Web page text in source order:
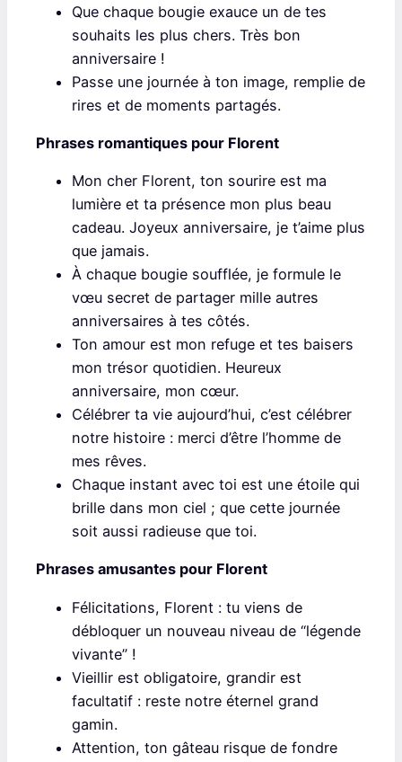
Que chaque bougie exauce un de tes
souhaits les plus chers. Très bon
anniversaire !
Passe une journée à ton image, remplie de
rires et de moments partagés.
Phrases romantiques pour Florent
Mon cher Florent, ton sourire est ma
lumière et ta présence mon plus beau
cadeau. Joyeux anniversaire, je t’aime plus
que jamais.
À chaque bougie soufflée, je formule le
vœu secret de partager mille autres
anniversaires à tes côtés.
Ton amour est mon refuge et tes baisers
mon trésor quotidien. Heureux
anniversaire, mon cœur.
Célébrer ta vie aujourd’hui, c’est célébrer
notre histoire : merci d’être l’homme de
mes rêves.
Chaque instant avec toi est une étoile qui
brille dans mon ciel ; que cette journée
soit aussi radieuse que toi.
Phrases amusantes pour Florent
Félicitations, Florent : tu viens de
débloquer un nouveau niveau de “légende
vivante” !
Vieillir est obligatoire, grandir est
facultatif : reste notre éternel grand
gamin.
Attention, ton gâteau risque de fondre